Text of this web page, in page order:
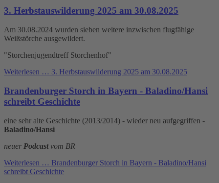
3. Herbstauswilderung 2025 am 30.08.2025
Am 30.08.2024 wurden sieben weitere inzwischen flugfähige
Weißstörche ausgewildert.
"Storchenjugendtreff Storchenhof"
Weiterlesen … 3. Herbstauswilderung 2025 am 30.08.2025
Brandenburger Storch in Bayern - Baladino/Hansi
schreibt Geschichte
eine sehr alte Geschichte (2013/2014) - wieder neu aufgegriffen -
Baladino/Hansi
neuer Podcastvom BR
Weiterlesen … Brandenburger Storch in Bayern - Baladino/Hansi
schreibt Geschichte